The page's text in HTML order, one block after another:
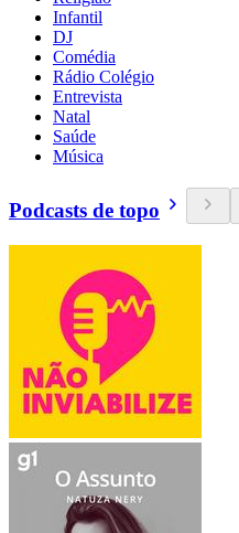
Infantil
DJ
Comédia
Rádio Colégio
Entrevista
Natal
Saúde
Música
Podcasts de topo